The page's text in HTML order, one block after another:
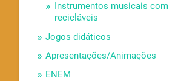
Instrumentos musicais com
recicláveis
Jogos didáticos
Apresentações/Animações
ENEM